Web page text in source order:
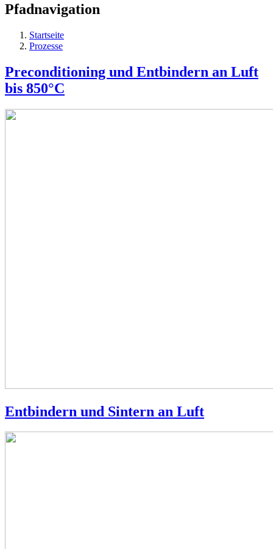
Pfadnavigation
Startseite
Prozesse
Preconditioning und Entbindern an Luft
bis 850°C
Entbindern und Sintern an Luft